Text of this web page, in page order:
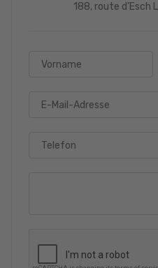
188, route d’Esch
Vorname
E-Mail-Adresse
Telefon